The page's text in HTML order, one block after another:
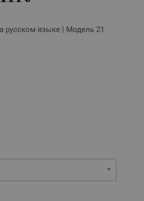
русском языке | Модель 21